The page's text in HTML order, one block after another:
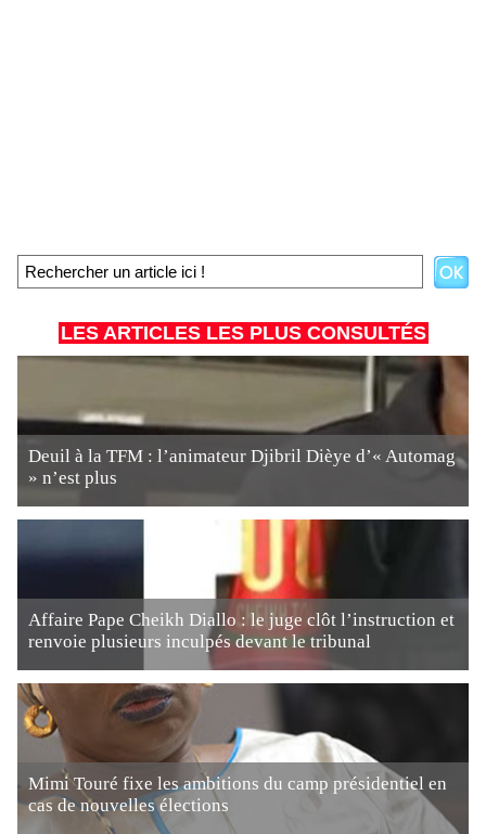
LES ARTICLES LES PLUS CONSULTÉS
Deuil à la TFM : l’animateur Djibril Dièye d’« Automag
» n’est plus
Affaire Pape Cheikh Diallo : le juge clôt l’instruction et
renvoie plusieurs inculpés devant le tribunal
Mimi Touré fixe les ambitions du camp présidentiel en
cas de nouvelles élections